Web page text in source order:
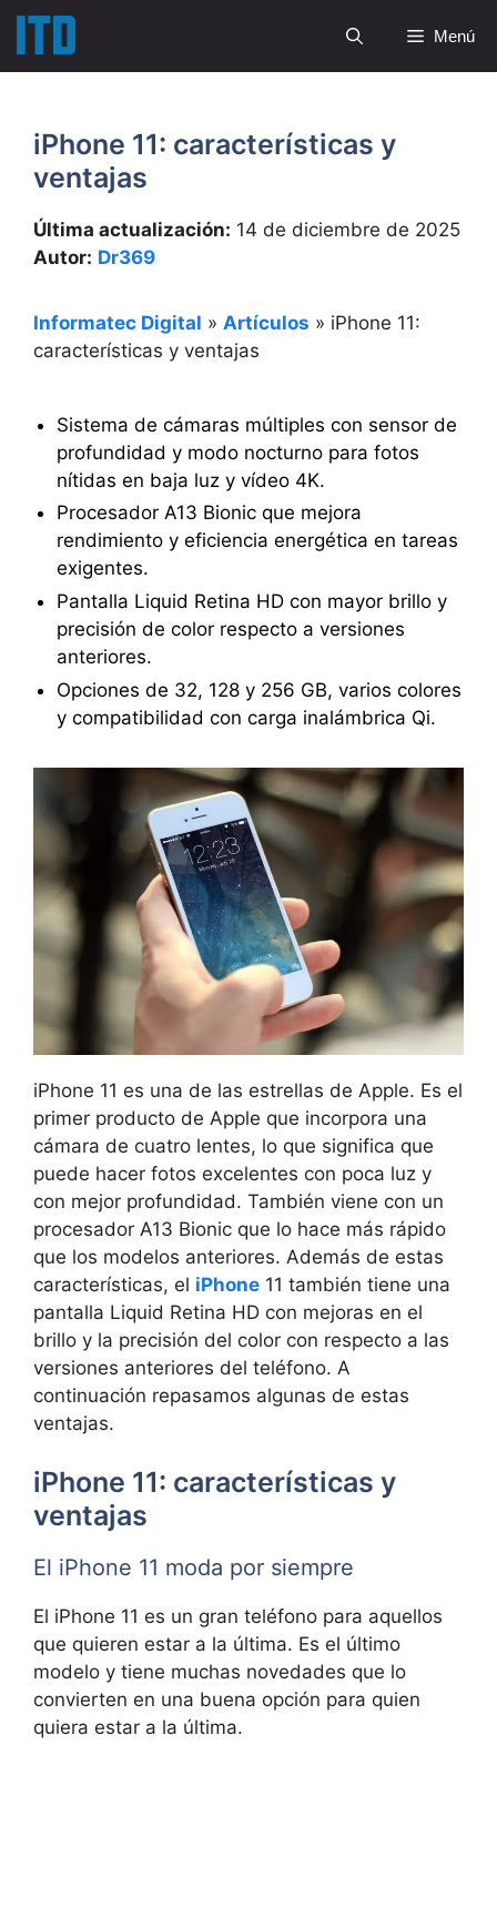
Saltar
contenido
Menú
iPhone 11: características y
ventajas
Última actualización: 14 de diciembre de 2025
Autor: Dr369
Informatec Digital » Artículos » iPhone 11:
características y ventajas
Sistema de cámaras múltiples con sensor de
profundidad y modo nocturno para fotos
nítidas en baja luz y vídeo 4K.
Procesador A13 Bionic que mejora
rendimiento y eficiencia energética en tareas
exigentes.
Pantalla Liquid Retina HD con mayor brillo y
precisión de color respecto a versiones
anteriores.
Opciones de 32, 128 y 256 GB, varios colores
y compatibilidad con carga inalámbrica Qi.
iPhone 11 es una de las estrellas de Apple. Es el
primer producto de Apple que incorpora una
cámara de cuatro lentes, lo que significa que
puede hacer fotos excelentes con poca luz y
con mejor profundidad. También viene con un
procesador A13 Bionic que lo hace más rápido
que los modelos anteriores. Además de estas
características, el iPhone 11 también tiene una
pantalla Liquid Retina HD con mejoras en el
brillo y la precisión del color con respecto a las
versiones anteriores del teléfono. A
continuación repasamos algunas de estas
ventajas.
iPhone 11: características y
ventajas
El iPhone 11 moda por siempre
El iPhone 11 es un gran teléfono para aquellos
que quieren estar a la última. Es el último
modelo y tiene muchas novedades que lo
convierten en una buena opción para quien
quiera estar a la última.